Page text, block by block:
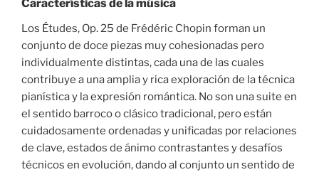
Características de la música
Los Études, Op. 25 de Frédéric Chopin forman un
conjunto de doce piezas muy cohesionadas pero
individualmente distintas, cada una de las cuales
contribuye a una amplia y rica exploración de la técnica
pianística y la expresión romántica. No son una suite en
el sentido barroco o clásico tradicional, pero están
cuidadosamente ordenadas y unificadas por relaciones
de clave, estados de ánimo contrastantes y desafíos
técnicos en evolución, dando al conjunto un sentido de